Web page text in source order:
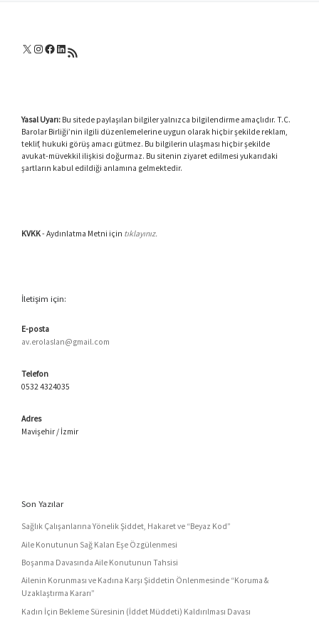
X Instagram
Facebook
LinkedIn
RSS akışı
Yasal Uyarı:Bu sitede paylaşılan bilgiler yalnızca bilgilendirme amaçlıdır. T.C.
Barolar Birliği’nin ilgili düzenlemelerine uygun olarak hiçbir şekilde reklam,
teklif, hukuki görüş amacı gütmez. Bu bilgilerin ulaşması hiçbir şekilde
avukat-müvekkil ilişkisi doğurmaz. Bu sitenin ziyaret edilmesi yukarıdaki
şartların kabul edildiği anlamına gelmektedir.
KVKK- Aydınlatma Metni için tıklayınız.
İletişim için:
E-posta
av.erolaslan@gmail.com
Telefon
0532 4324035
Adres
Mavişehir / İzmir
Son Yazılar
Sağlık Çalışanlarına Yönelik Şiddet, Hakaret ve “Beyaz Kod”
Aile Konutunun Sağ Kalan Eşe Özgülenmesi
Boşanma Davasında Aile Konutunun Tahsisi
Ailenin Korunması ve Kadına Karşı Şiddetin Önlenmesinde “Koruma &
Uzaklaştırma Kararı”
Kadın İçin Bekleme Süresinin (İddet Müddeti) Kaldırılması Davası